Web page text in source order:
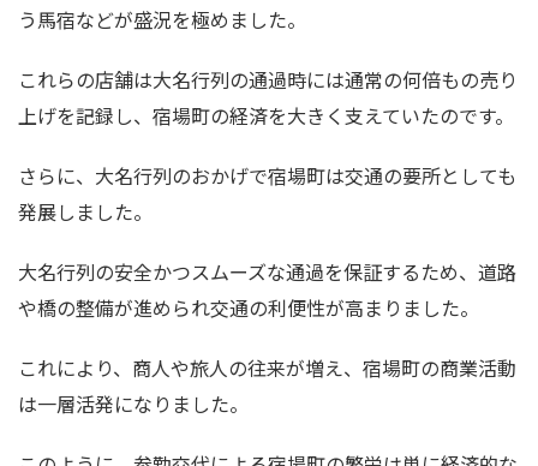
う馬宿などが盛況を極めました。
これらの店舗は大名行列の通過時には通常の何倍もの売り
上げを記録し、宿場町の経済を大きく支えていたのです。
さらに、大名行列のおかげで宿場町は交通の要所としても
発展しました。
大名行列の安全かつスムーズな通過を保証するため、道路
や橋の整備が進められ交通の利便性が高まりました。
これにより、商人や旅人の往来が増え、宿場町の商業活動
は一層活発になりました。